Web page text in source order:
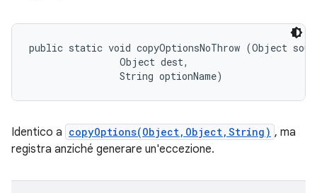
public static void copyOptionsNoThrow (Object
                Object dest,
                String optionName)
Identico a copyOptions(Object,Object,String) , ma
registra anziché generare un'eccezione.